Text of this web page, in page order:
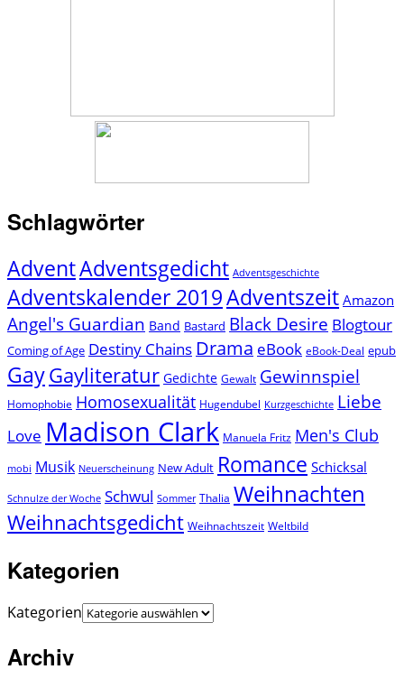
Schlagwörter
AdventAdventsgedicht Adventsgeschichte
Adventskalender 2019Adventszeit Amazon
Angel's Guardian Band Bastard Black Desire Blogtour
Coming of Age Destiny Chains Drama eBook eBook-Deal epub
GayGayliteratur Gedichte Gewalt Gewinnspiel
Homophobie Homosexualität Hugendubel Kurzgeschichte Liebe
Love Madison Clark Manuela Fritz Men's Club
mobi Musik Neuerscheinung New Adult Romance Schicksal
Schnulze der Woche Schwul Sommer Thalia Weihnachten
Weihnachtsgedicht Weihnachtszeit Weltbild
Kategorien
Kategorien
Archiv